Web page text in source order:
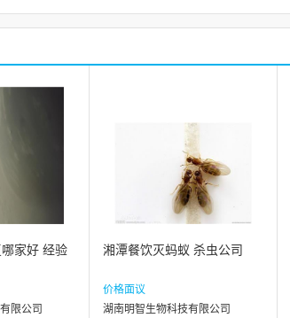
家好 经验
限公司
湘潭餐饮灭蚂蚁 杀虫公司
价格面议
湖南明智生物科技有限公司